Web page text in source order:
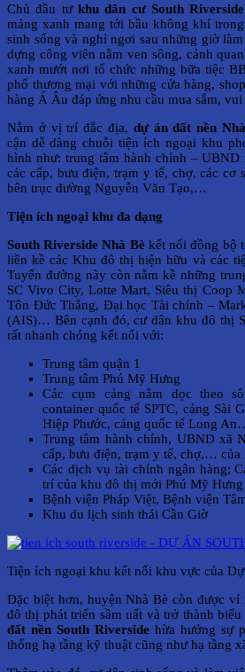
Chủ đầu tư khu dân cư South Riverside
mảng xanh mang tới bầu không khí
sinh sống và nghỉ ngơi sau những giờ
dựng công viên nằm ven sông, cảnh
xanh mướt nơi tổ chức những bữa tiệc
phố thương mại với những cửa hàng,
hàng Á Âu đáp ứng nhu cầu mua sắm,
Nằm ở vị trí đắc địa, dự án đất nền
cận dễ dàng chuỗi tiện ích ngoại khu
hình như: trung tâm hành chính –
các cấp, bưu điện, trạm y tế, chợ, các cơ
bên trục đường Nguyễn Văn Tạo,…
Tiện ích ngoại khu đa dạng
South Riverside Nhà Bèkết nối đồng bộ
liền kề các Khu đô thị hiện hữu và các
Tuyến đường này còn nằm kề những
SC Vivo City, Lotte Mart, Siêu thị Coop
Tôn Đức Thắng, Đại học Tài chính –
(AIS)… Bên cạnh đó, cư dân khu đô thị
rất nhanh chóng kết nối với:
Trung tâm quận 1
Trung tâm Phú Mỹ Hưng
Các cụm cảng nằm dọc theo
container quốc tế SPTC, cảng Sài
Hiệp Phước, cảng quốc tế Long
Trung tâm hành chính, UBND xã
cấp, bưu điện, trạm y tế, chợ,… của
Các dịch vụ tài chính ngân hàng;
trí của khu đô thị mới Phú Mỹ
Bệnh viện Pháp Việt, Bệnh viện
Khu du lịch sinh thái Cần Giờ
Tiện ích ngoại khu kết nối khu vực của
Đặc biệt hơn, huyện Nhà Bè còn được ví
đô thị phát triển sầm uất và trở thành
đất nền South Riverside hừa hưởng sự
thống hạ tầng kỹ thuật cũng như hạ tầng